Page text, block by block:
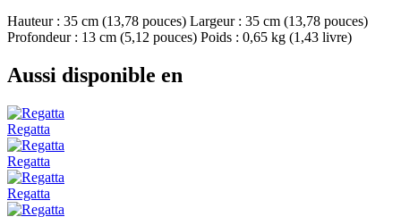
Hauteur : 35 cm (13,78 pouces) Largeur : 35 cm (13,78 pouces)
Profondeur : 13 cm (5,12 pouces) Poids : 0,65 kg (1,43 livre)
Aussi disponible en
Regatta
Regatta
Regatta